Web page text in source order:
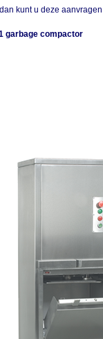
kunt u deze
garbage compactor